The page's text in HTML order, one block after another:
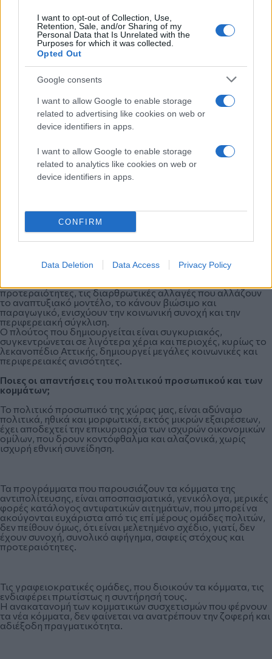
I want to opt-out of Collection, Use,
Retention, Sale, and/or Sharing of my
Personal Data that Is Unrelated with the
Purposes for which it was collected.
Opted Out
Google consents
I want to allow Google to enable storage
related to advertising like cookies on web or
device identifiers in apps.
I want to allow Google to enable storage
related to analytics like cookies on web or
device identifiers in apps.
CONFIRM
Data Deletion Data Access Privacy Policy
Η εξέλιξη αυτή, έχει οδηγήσει, στην ιδιωτικοποίηση του
κράτους και των δημόσιων φορέων, σε μεγαλύτερη
διαφθορά και κατασπατάληση του δημόσιου πλούτου και
των Κοινοτικών Πόρων.
Μπορεί στα 10 περίπου χρόνια των μνημονίων, την απώλεια
του 25% του ΑΕΠ, αποτέλεσμα άνισων απωλειών, να λύθηκε
το δολοφονικό δίδυμο έλλειμμα, δημοσιονομικό και των
τρεχουσών συναλλαγών (Εξαγωγές-εισαγωγές), δεν
λύθηκαν όμως οι βασικές παθογένειες της πολιτικής και της
της οικονομίας και, φυσικά δεν είδαμε καμιά αλλαγή του
παραγωγικού μοντέλου.
υποστήριξη, αδύναμη αντιπολίτευση, απρόβλεπτα υψηλούς
πόρους (Κοινοτικούς, εθνικούς και ιδιωτικούς), δεν το
έκαναν, όμως. Ακολούθησαν δογματικά τον δρόμο που
υπέδειξαν οι μεγάλες αγορές, χρήματος, ενέργειας,
μονομερούς δημοσιονομικής σταθερότητας, που η συγκυρία
προσέφερε, αγνοώντας την αναγκαιότητα αλλαγής του
προτεραιότητες, τις διαρθρωτικές αλλαγές που αλλάζουν
το αναπτυξιακό μοντέλο, το κάνουν βιώσιμο και
παραγωγικό, ενισχύουν την κοινωνική συνοχή και την
περιφερειακή σύγκλιση.
Ο πλούτος που δημιουργείται είναι συγκυριακός,
συγκεντρώνεται σε λιγότερα χέρια και περιοχές, κυρίως το
λεκανοπέδιο Αττικής, δημιουργεί μεγάλες κοινωνικές και
περιφερειακές ανισότητες.
Ποιες οι απαντήσεις του πολιτικού προσωπικού και των
κομμάτων;
Το πολιτικό προσωπικό της χώρας μας, είναι αδύναμο
πολιτικά, ηθικά και μορφωτικά, εκτός μικρών εξαιρέσεων,
έχει αποδεχτεί την επικυριαρχία των ισχυρών οικονομικών
ομίλων, που δρουν κοντόφθαλμα και αλαζονικά, χωρίς
ισχυρή εθνική συνείδηση.
Τα προγράμματα που παρουσιάζουν τα κόμματα της
αντιπολίτευσης, είναι αποσπασματικά, γενικόλογα, μερικές
φορές κατάλογος αντιφατικών αιτημάτων, που μπορεί να
ακούγονται ευχάριστα από τις επί μέρους ομάδες πολιτών,
δεν πείθουν όμως, ότι είναι μελετημένο σχέδιο, γιατί, δεν
έχουν συνοχή, συνολικό αφήγημα, σαφείς στόχους και
προτεραιότητες.
Τις γραφειοκρατικές ομάδες, που διοικούν τα κόμματα, τις
ενδιαφέρει πρωτίστως η συντήρησή τους.
Η ανακατανομή των κομματικών συσχετισμών που φέρνουν
τα νέα κόμματα, δεν φαίνεται να ανατρέπουν την ζοφερή και
αδιέξοδη πραγματικότητα.